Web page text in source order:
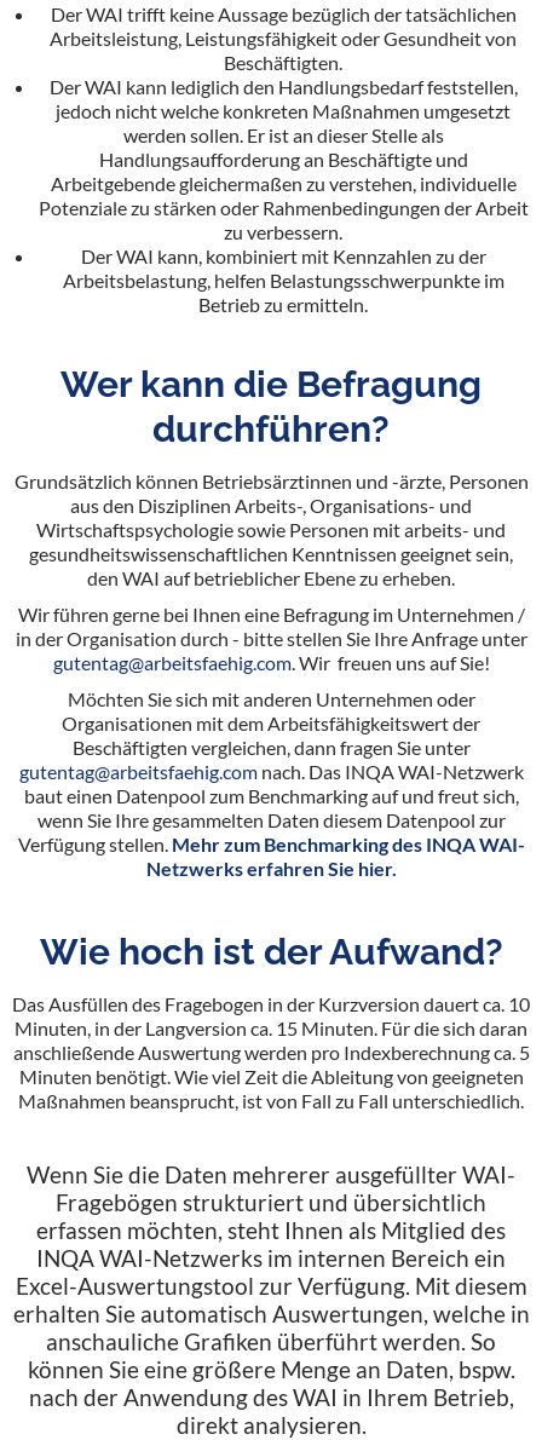
Der WAI trifft keine Aussage bezüglich der tatsächlichen
Arbeitsleistung, Leistungsfähigkeit oder Gesundheit von
Beschäftigten.
Der WAI kann lediglich den Handlungsbedarf feststellen,
jedoch nicht welche konkreten Maßnahmen umgesetzt
werden sollen. Er ist an dieser Stelle als
Handlungsaufforderung an Beschäftigte und
Arbeitgebende gleichermaßen zu verstehen, individuelle
Potenziale zu stärken oder Rahmenbedingungen der Arbeit
zu verbessern.
Der WAI kann, kombiniert mit Kennzahlen zu der
Arbeitsbelastung, helfen Belastungsschwerpunkte im
Betrieb zu ermitteln.
Wer kann die Befragung
durchführen?
Grundsätzlich können Betriebsärztinnen und -ärzte, Personen
aus den Disziplinen Arbeits-, Organisations- und
Wirtschaftspsychologie sowie Personen mit arbeits- und
gesundheitswissenschaftlichen Kenntnissen geeignet sein,
den WAI auf betrieblicher Ebene zu erheben.
Wir führen gerne bei Ihnen eine Befragung im Unternehmen /
in der Organisation durch - bitte stellen Sie Ihre Anfrage unter
gutentag@arbeitsfaehig.com. Wir freuen uns auf Sie!
Möchten Sie sich mit anderen Unternehmen oder
Organisationen mit dem Arbeitsfähigkeitswert der
Beschäftigten vergleichen, dann fragen Sie unter
gutentag@arbeitsfaehig.comnach. Das INQA WAI-Netzwerk
baut einen Datenpool zum Benchmarking auf und freut sich,
wenn Sie Ihre gesammelten Daten diesem Datenpool zur
Verfügung stellen. Mehr zum Benchmarking des INQA WAI-
Netzwerks erfahren Sie hier.
Wie hoch ist der Aufwand?
Das Ausfüllen des Fragebogen in der Kurzversion dauert ca. 10
Minuten, in der Langversion ca. 15 Minuten. Für die sich daran
anschließende Auswertung werden pro Indexberechnung ca. 5
Minuten benötigt. Wie viel Zeit die Ableitung von geeigneten
Maßnahmen beansprucht, ist von Fall zu Fall unterschiedlich.
Wenn Sie die Daten mehrerer ausgefüllter WAI-
Fragebögen strukturiert und übersichtlich
erfassen möchten, steht Ihnen als Mitglied des
INQA WAI-Netzwerks im internen Bereich ein
Excel-Auswertungstool zur Verfügung. Mit diesem
erhalten Sie automatisch Auswertungen, welche in
anschauliche Grafiken überführt werden. So
können Sie eine größere Menge an Daten, bspw.
nach der Anwendung des WAI in Ihrem Betrieb,
direkt analysieren.